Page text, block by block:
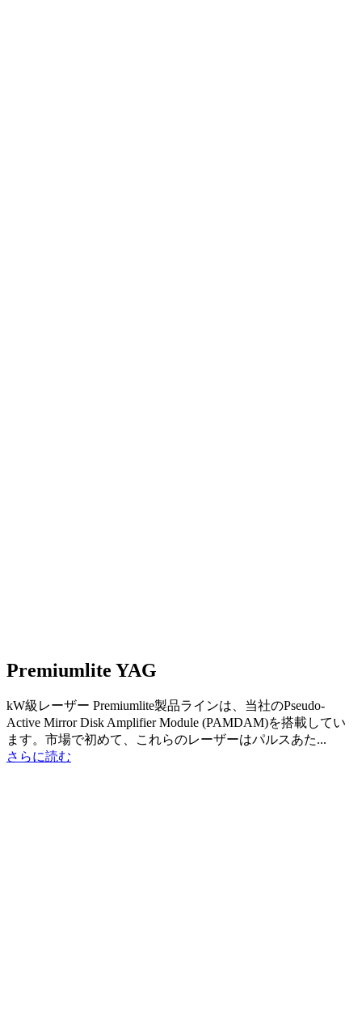
Premiumlite YAG
kW級レーザー Premiumlite製品ラインは、当社のPseudo-
Active Mirror Disk Amplifier Module (PAMDAM)を搭載してい
ます。市場で初めて、これらのレーザーはパルスあた...
さらに読む